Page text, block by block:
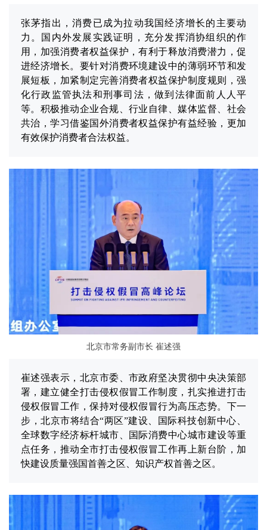
张茅指出，消费已成为拉动我国经济增长的主要动
力。国内外发展实践证明，充分发挥消协组织的作
用，加强消费者权益保护，有利于释放消费潜力，促
进经济增长。要针对消费环境建设中的薄弱环节和发
展短板，加紧制定完善消费者权益保护制度规则，强
化行政监管执法和刑事司法，做到法律面前人人平
等。积极推动企业合规、行业自律、媒体监督、社会
共治，学习借鉴国外消费者权益保护有益经验，更加
有效保护消费者合法权益。
北京市常务副市长 崔述强
崔述强表示，北京市委、市政府坚决贯彻中央决策部
署，建立健全打击侵权假冒工作制度，扎实推进打击
侵权假冒工作，保持对侵权假冒行为高压态势。下一
步，北京市将结合“两区”建设、国际科技创新中心、
全球数字经济标杆城市、国际消费中心城市建设等重
点任务，推动全市打击侵权假冒工作再上新台阶，加
快建设质量强国首善之区、知识产权首善之区。